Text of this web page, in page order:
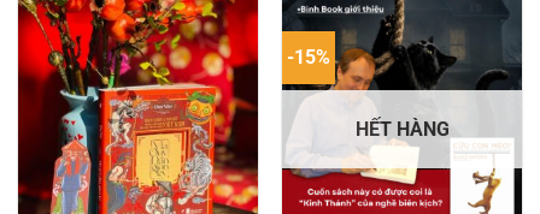
-15%
HẾT HÀNG